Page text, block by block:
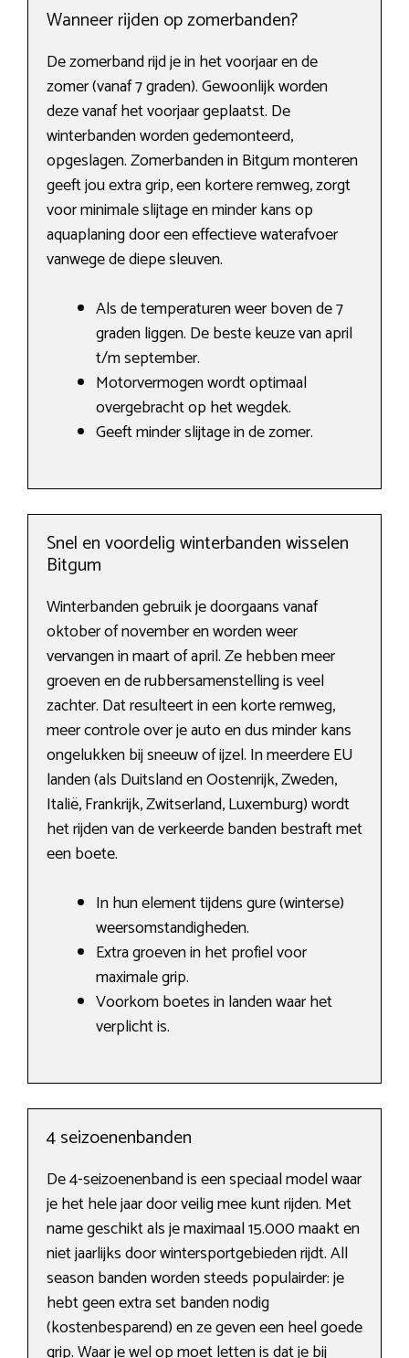
Wanneer rijden op zomerbanden?
De zomerband rijd je in het voorjaar en de
zomer (vanaf 7 graden). Gewoonlijk worden
deze vanaf het voorjaar geplaatst. De
winterbanden worden gedemonteerd,
opgeslagen. Zomerbanden in Bitgum monteren
geeft jou extra grip, een kortere remweg, zorgt
voor minimale slijtage en minder kans op
aquaplaning door een effectieve waterafvoer
vanwege de diepe sleuven.
Als de temperaturen weer boven de 7
graden liggen. De beste keuze van april
t/m september.
Motorvermogen wordt optimaal
overgebracht op het wegdek.
Geeft minder slijtage in de zomer.
Snel en voordelig winterbanden wisselen
Bitgum
Winterbanden gebruik je doorgaans vanaf
oktober of november en worden weer
vervangen in maart of april. Ze hebben meer
groeven en de rubbersamenstelling is veel
zachter. Dat resulteert in een korte remweg,
meer controle over je auto en dus minder kans
ongelukken bij sneeuw of ijzel. In meerdere EU
landen (als Duitsland en Oostenrijk, Zweden,
Italië, Frankrijk, Zwitserland, Luxemburg) wordt
het rijden van de verkeerde banden bestraft met
een boete.
In hun element tijdens gure (winterse)
weersomstandigheden.
Extra groeven in het profiel voor
maximale grip.
Voorkom boetes in landen waar het
verplicht is.
4 seizoenenbanden
De 4-seizoenenband is een speciaal model waar
je het hele jaar door veilig mee kunt rijden. Met
name geschikt als je maximaal 15.000 maakt en
niet jaarlijks door wintersportgebieden rijdt. All
season banden worden steeds populairder: je
hebt geen extra set banden nodig
(kostenbesparend) en ze geven een heel goede